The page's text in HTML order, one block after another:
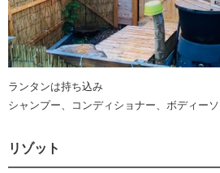
ランタンは持ち込み
シャンプー、コンディショナー、ボディー
リゾット